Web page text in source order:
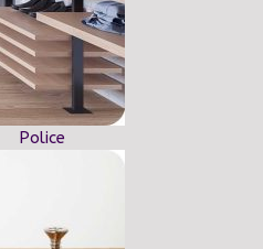
Police